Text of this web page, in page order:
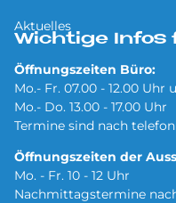
Aktuelles
Wichtige Infos
Öffnungszeiten Büro:
Mo.- Fr. 07.00 - 12.00 Uhr
Mo.- Do. 13.00 - 17.00 Uhr
Termine sind nach
Öffnungszeiten der
Mo. - Fr. 10 - 12 Uhr
Nachmittagstermine